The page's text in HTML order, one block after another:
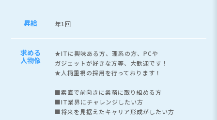
昇給 年1回
求める
人物像
★ITに興味ある方、理系の方、PCや
ガジェットが好きな方等、大歓迎です！
★人柄重視の採用を行っております！
■素直で前向きに業務に取り組める方
■IT業界にチャレンジしたい方
■将来を見据えたキャリア形成がしたい方